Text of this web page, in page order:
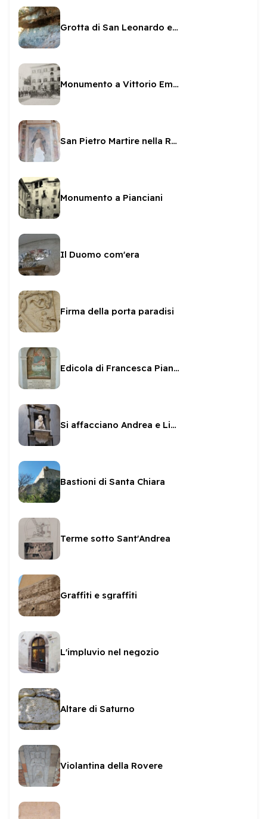
Grotta di San Leonardo ed affreschi
Monumento a Vittorio Emanuele II
San Pietro Martire nella Rocca
Monumento a Pianciani
Il Duomo com'era
Firma della porta paradisi
Edicola di Francesca Pianciani
Si affacciano Andrea e Livia
Bastioni di Santa Chiara
Terme sotto Sant'Andrea
Graffiti e sgraffiti
L'impluvio nel negozio
Altare di Saturno
Violantina della Rovere